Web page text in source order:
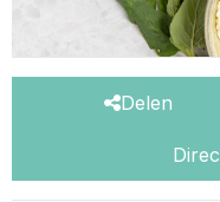
Delen